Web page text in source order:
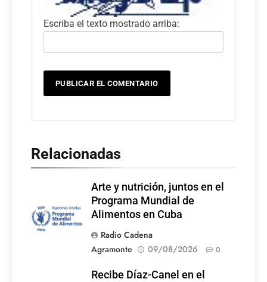
Escriba el texto mostrado arriba:
Relacionadas
Arte y nutrición, juntos en el
Programa Mundial de
Alimentos en Cuba
Radio Cadena
Agramonte
09/08/2026 0
Recibe Díaz-Canel en el